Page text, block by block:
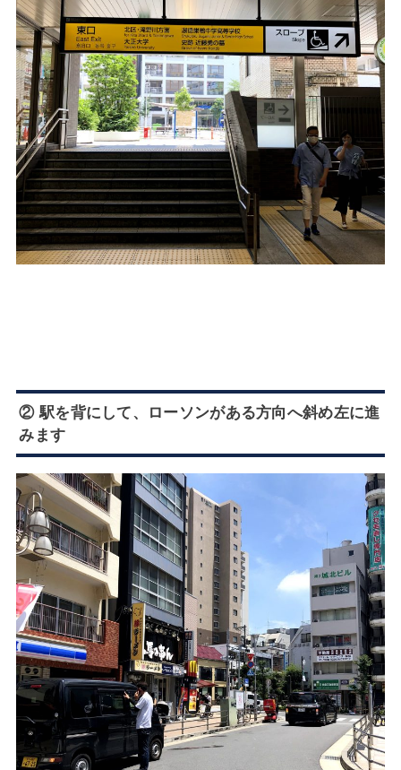
② 駅を背にして、ローソンがある方向へ斜め左に進
みます